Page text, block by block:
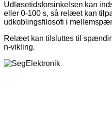
Udløsetidsforsinkelsen kan
eller 0-100 s, så relæet kan
udkoblingsfilosofi i
Relæet kan tilsluttes til
n-vikling.